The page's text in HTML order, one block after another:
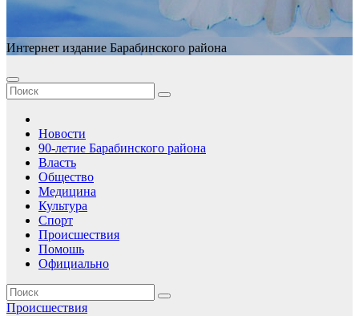
Интернет издание Барабинского района
Новости
90-летие Барабинского района
Власть
Общество
Медицина
Культура
Спорт
Происшествия
Помошь
Официально
Происшествия